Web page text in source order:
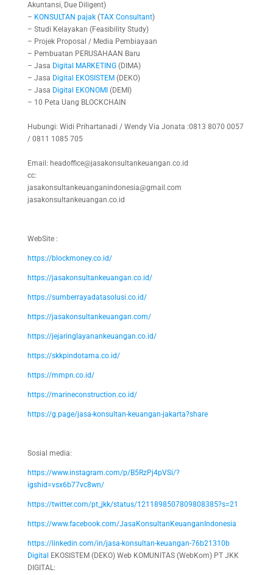
Akuntansi, Due Diligent)
– KONSULTAN pajak(TAX Consultant)
– Studi Kelayakan (Feasibility Study)
– Projek Proposal / Media Pembiayaan
– Pembuatan PERUSAHAAN Baru
– Jasa Digital MARKETING(DIMA)
– Jasa Digital EKOSISTEM (DEKO)
– Jasa Digital EKONOMI (DEMI)
– 10 Peta Uang BLOCKCHAIN
Hubungi: Widi Prihartanadi / Wendy Via Jonata :0813 8070 0057
/ 0811 1085 705
Email: headoffice@jasakonsultankeuangan.co.id
cc:
jasakonsultankeuanganindonesia@gmail.com
jasakonsultankeuangan.co.id
WebSite :
https://blockmoney.co.id/
https://jasakonsultankeuangan.co.id/
https://sumberrayadatasolusi.co.id/
https://jasakonsultankeuangan.com/
https://jejaringlayanankeuangan.co.id/
https://skkpindotama.co.id/
https://mmpn.co.id/
https://marineconstruction.co.id/
https://g.page/jasa-konsultan-keuangan-jakarta?share
Sosial media:
https://www.instagram.com/p/B5RzPj4pVSi/?
igshid=vsx6b77vc8wn/
https://twitter.com/pt_jkk/status/1211898507809808385?s=21
https://www.facebook.com/JasaKonsultanKeuanganIndonesia
https://linkedin.com/in/jasa-konsultan-keuangan-76b21310b
Digital
EKOSISTEM (DEKO) Web KOMUNITAS (WebKom) PT JKK
DIGITAL: